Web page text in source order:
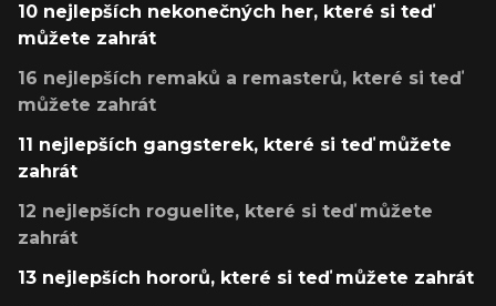
10 nejlepších nekonečných her, které si teď
můžete zahrát
16 nejlepších remaků a remasterů, které si teď
můžete zahrát
11 nejlepších gangsterek, které si teď můžete
zahrát
12 nejlepších roguelite, které si teď můžete
zahrát
13 nejlepších hororů, které si teď můžete zahrát